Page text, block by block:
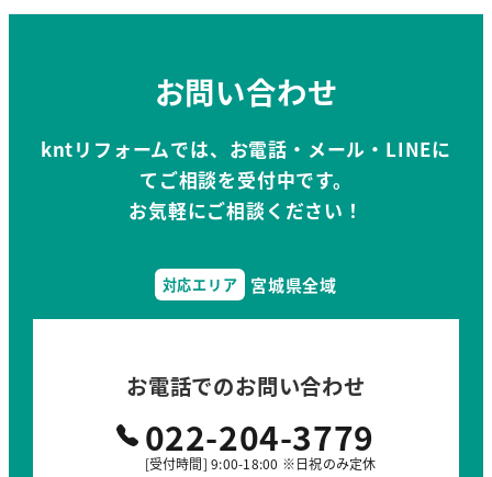
ブ
お問い合わせ
kntリフォームでは、お電話・メール・LINEに
てご相談を受付中です。
お気軽にご相談ください！
対応エリア 宮城県全域
お電話でのお問い合わせ
022-204-3779
[受付時間] 9:00-18:00 ※日祝のみ定休